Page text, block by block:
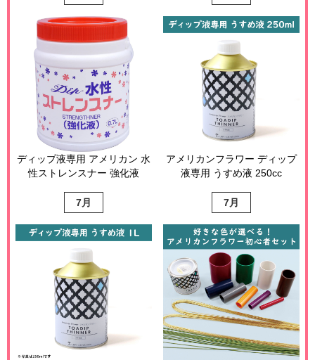
ディップ液専用 アメリカン 水
性ストレンスナー 強化液
アメリカンフラワー ディップ
液専用 うすめ液 250cc
7月 7月